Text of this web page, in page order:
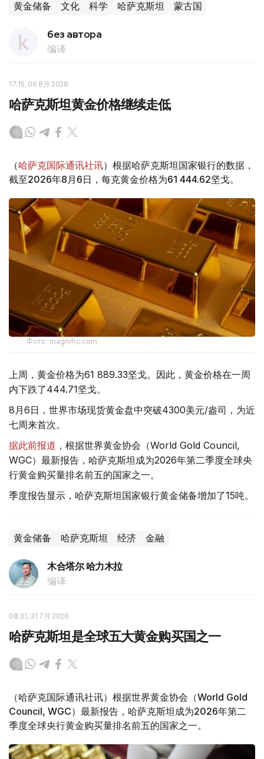
黄金储备 文化 科学 哈萨克斯坦 蒙古国
без автора
编译
17:15, 06 8月 2026
哈萨克斯坦黄金价格继续走低
（哈萨克国际通讯社讯）根据哈萨克斯坦国家银行的数据，
截至2026年8月6日，每克黄金价格为61 444.62坚戈。
Фото: magnific.com
上周，黄金价格为61 889.33坚戈。因此，黄金价格在一周
内下跌了444.71坚戈。
8月6日，世界市场现货黄金盘中突破4300美元/盎司，为近
七周来首次。
据此前报道 ，根据世界黄金协会（World Gold Council,
WGC）最新报告，哈萨克斯坦成为2026年第二季度全球央
行黄金购买量排名前五的国家之一。
季度报告显示，哈萨克斯坦国家银行黄金储备增加了15吨。
黄金储备 哈萨克斯坦 经济 金融
木合塔尔 哈力木拉
编译
08:31, 31 7月 2026
哈萨克斯坦是全球五大黄金购买国之一
（哈萨克国际通讯社讯）根据世界黄金协会（World Gold
Council, WGC）最新报告，哈萨克斯坦成为2026年第二
季度全球央行黄金购买量排名前五的国家之一。